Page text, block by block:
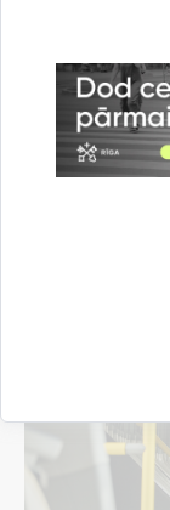
Pašvaldība
vasaras"
aplikāciju